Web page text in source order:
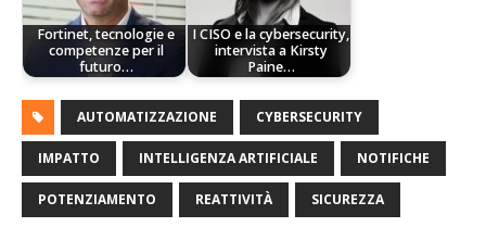
Fortinet, tecnologie e
competenze per il
futuro…
I CISO e la cybersecurity,
intervista a Kirsty
Paine…
AUTOMATIZZAZIONE CYBERSECURITY
IMPATTO INTELLIGENZA ARTIFICIALE NOTIFICHE
POTENZIAMENTO REATTIVITÀ SICUREZZA